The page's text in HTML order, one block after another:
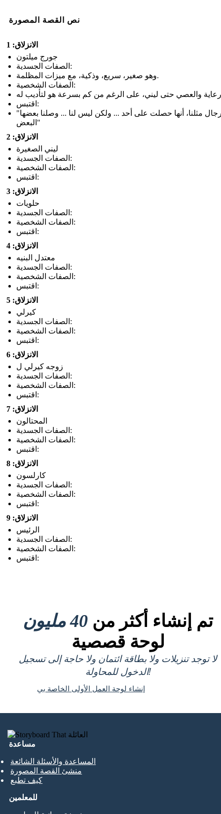
نص القصة المصورة
الانزلاق: 1
جورج ميلتون
الصفات الجسدية:
وهو صغير، سريع، وذكية، مع ميزات المظلمة.
الصفات الشخصية:
اقتبس:
"الرجال مثلنا، أنها حصلت على أحد ... ولكن ليس لنا ... وصلنا بعضها
البعض"
الانزلاق: 2
ليني الصغيرة
الصفات الجسدية:
الصفات الشخصية:
اقتبس:
الانزلاق: 3
حلويات
الصفات الجسدية:
الصفات الشخصية:
اقتبس:
الانزلاق: 4
معتدل البنيه
الصفات الجسدية:
الصفات الشخصية:
اقتبس:
الانزلاق: 5
كيرلي
الصفات الجسدية:
الصفات الشخصية:
اقتبس:
الانزلاق: 6
زوجه كيرلي ل
الصفات الجسدية:
الصفات الشخصية:
اقتبس:
الانزلاق: 7
المحتالون
الصفات الجسدية:
الصفات الشخصية:
اقتبس:
الانزلاق: 8
كارلسون
الصفات الجسدية:
الصفات الشخصية:
اقتبس:
الانزلاق: 9
الرئيس
الصفات الجسدية:
الصفات الشخصية:
اقتبس:
تم إنشاء أكثر من 40 مليون
لوحة قصصية
لا توجد تنزيلات ولا بطاقة ائتمان ولا حاجة إلى تسجيل
الدخول للمحاولة!
إنشاء لوحة العمل الأولى الخاصة بي
مساعدة
المساعدة والأسئلة الشائعة
منشئ القصة المصورة
كيف تطبع
للمعلمين